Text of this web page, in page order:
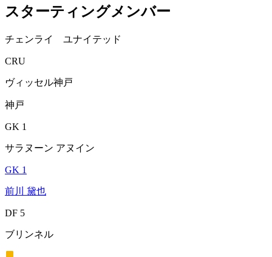
スターティングメンバー
チェンライ ユナイテッド
CRU
ヴィッセル神戸
神戸
GK 1
サラヌーン アヌイン
GK 1
前川 黛也
DF 5
ブリンネル